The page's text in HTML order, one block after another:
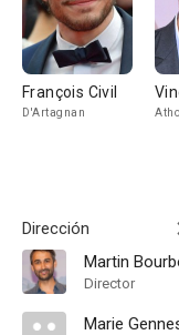
François Civil
D'Artagnan
Dirección
Martin
Director